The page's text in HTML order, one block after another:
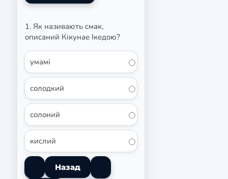
1. Як називають смак,
описаний Кікунае Ікедою?
умамі
солодкий
солоний
кислий